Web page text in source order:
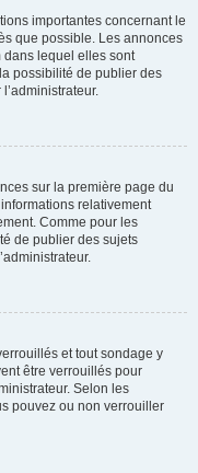
importantes concernant le
que possible. Les annonces
dans lequel elles sont
possibilité de publier des
sur la première page du
relativement
Comme pour les
de publier des sujets
et tout sondage y
être verrouillés pour
Selon les
pouvez ou non verrouiller